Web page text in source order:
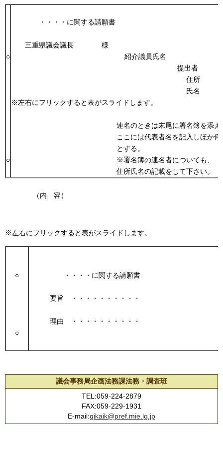
○
○
・・・・に関する請願書
三重県議会議長 様
紹介議員氏名
提出者
住所
氏
※左右にフリックすると表がスライドします。
連名のときは末尾に署名簿を添え
ここには代表者名を記入しほか何
とする。
※署名簿の連名者についても、
住所氏名の記載をして下さい。
（内 容）
※左右にフリックすると表がスライドします。
○
○
・・・・に関する請願書
要旨 ・・・・・・・・・・
理由 ・・・・・・・・・・
議会事務局企画法務課法務・調査班
TEL:059-224-2879
FAX:059-229-1931
E-mail:gikaik@pref.mie.lg.jp